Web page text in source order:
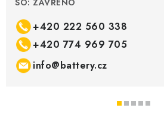
SO: ZAVŘENO
+420 222 560 338
+420 774 969 705
info@battery.cz